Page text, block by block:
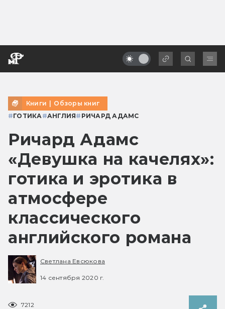
Книги | Обзоры книг
#ГОТИКА #АНГЛИЯ# РИЧАРД АДАМС
Ричард Адамс
«Девушка на качелях»:
готика и эротика в
атмосфере
классического
английского романа
Светлана Евсюкова
14 сентября 2020 г.
7212